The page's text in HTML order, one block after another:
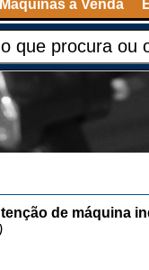
Máquinas à Venda
de máquina